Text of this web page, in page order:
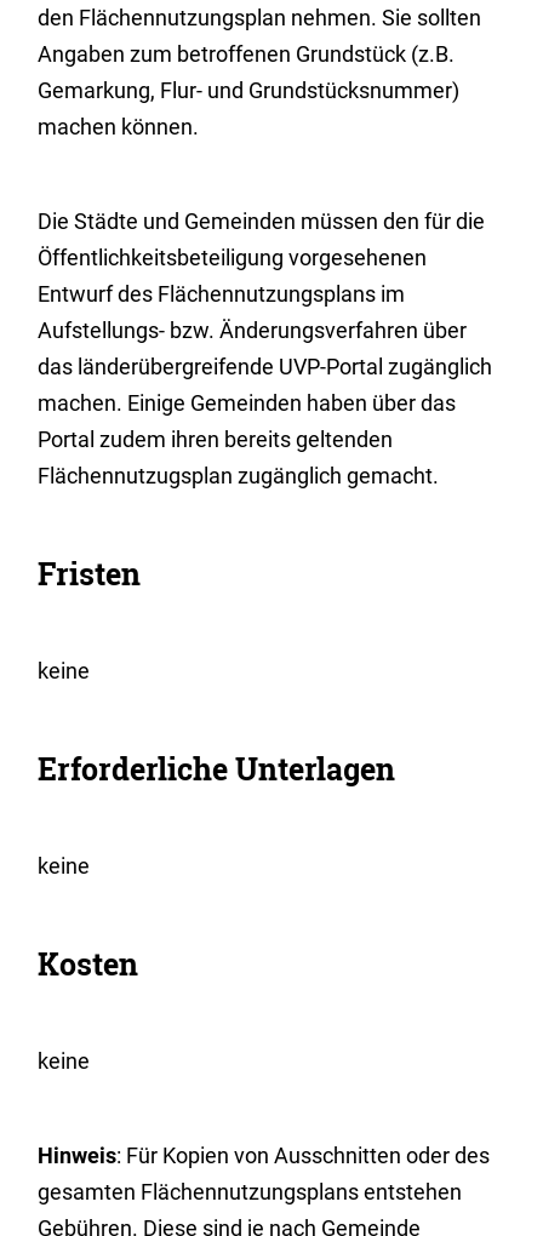
den Flächennutzungsplan nehmen. Sie sollten
Angaben zum betroffenen Grundstück (z.B.
Gemarkung, Flur- und Grundstücksnummer)
machen können.
Die Städte und Gemeinden müssen den für die
Öffentlichkeitsbeteiligung vorgesehenen
Entwurf des Flächennutzungsplans im
Aufstellungs- bzw. Änderungsverfahren über
das länderübergreifende UVP-Portal zugänglich
machen. Einige Gemeinden haben über das
Portal zudem ihren bereits geltenden
Flächennutzugsplan zugänglich gemacht.
Fristen
keine
Erforderliche Unterlagen
keine
Kosten
keine
Hinweis: Für Kopien von Ausschnitten oder des
gesamten Flächennutzungsplans entstehen
Gebühren. Diese sind je nach Gemeinde